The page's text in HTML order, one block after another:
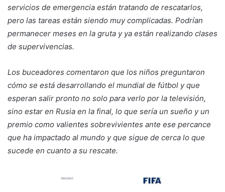
servicios de emergencia están tratando de rescatarlos,
pero las tareas están siendo muy complicadas. Podrían
permanecer meses en la gruta y ya están realizando clases
de supervivencias.
Los buceadores comentaron que los niños preguntaron
cómo se está desarrollando el mundial de fútbol y que
esperan salir pronto no solo para verlo por la televisión,
sino estar en Rusia en la final, lo que sería un sueño y un
premio como valientes sobrevivientes ante ese percance
que ha impactado al mundo y que sigue de cerca lo que
sucede en cuanto a su rescate.